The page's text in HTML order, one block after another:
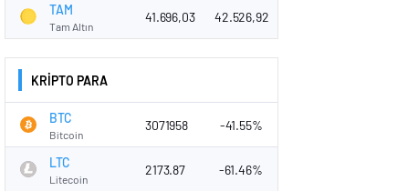
TAM
Tam Altın
41.696,03 42.526,92
KRİPTO PARA
BTC
Bitcoin
3071958 -41.55%
LTC
Litecoin
2173.87 -61.46%